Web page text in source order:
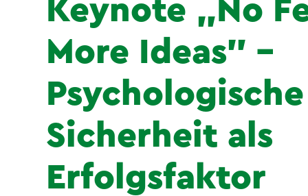
Keynote „No
More Ideas" –
Psychologische
Sicherheit als
Erfolgsfaktor